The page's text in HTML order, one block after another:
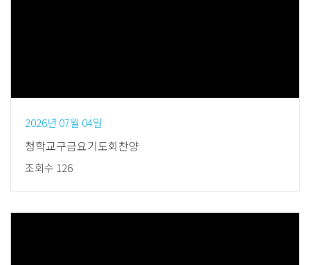
2026년 07월 04일
청학교구금요기도회찬양
조회수 126